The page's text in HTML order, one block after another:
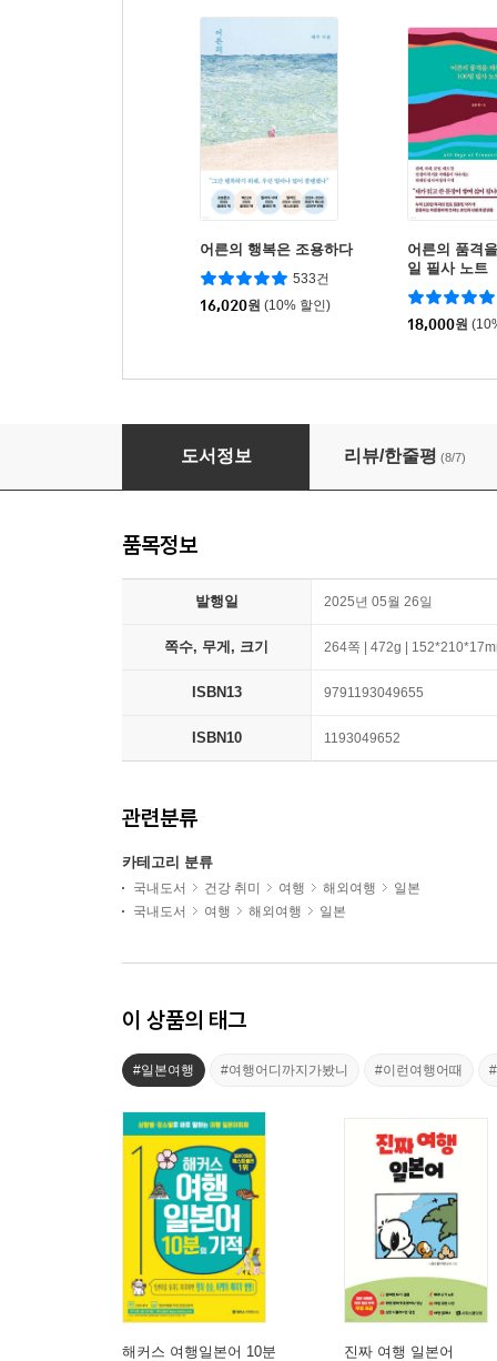
어른의 행복은 조용하다
533건
16,020원 (10% 할인)
어른의 품격
일 필사 노트
18,000원
동화 같은 일본 소도시 여행
도서정보 리뷰/한줄평 (8/7)
품목정보
발행일 2025년 05월 26일
쪽수, 무게, 크기 264쪽 | 472g |
ISBN13 9791193049655
ISBN10 1193049652
관련분류
카테고리 분류
국내도서 건강 취미 여행 해외여행
일본
국내도서
여행 해외여행 일본
이 상품의 태그
#일본여행 #여행어디까지가봤니 #이런여행어때
해커스 여행일본어 10분
진짜 여행 일본어